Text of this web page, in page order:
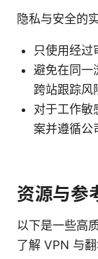
隐私与安全的
只使用经过
避免在同一
跨站跟踪风
对于工作敏
案并遵循公
资源与参
以下是一些高
了解 VPN 与翻